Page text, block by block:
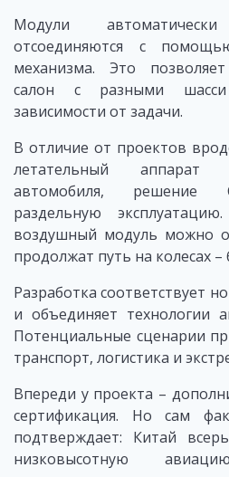
Модули
отсоединяются с
механизма. Это
салон с разными
зависимости от задачи.
В отличие от проектов
летательный аппарат
автомобиля, решение
раздельную
воздушный модуль можно
продолжат путь на колесах –
Разработка соответствует
и объединяет технологии
Потенциальные сценарии
транспорт, логистика и
Впереди у проекта –
сертификация. Но сам
подтверждает: Китай
низковысотную